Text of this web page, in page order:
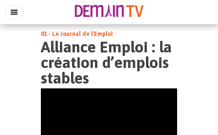
01 - Le Journal de l'Emploi
Alliance Emploi : la
création d’emplois
stables